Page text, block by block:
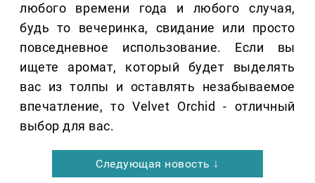
любого времени года и любого случая,
будь то вечеринка, свидание или просто
повседневное использование. Если вы
ищете аромат, который будет выделять
вас из толпы и оставлять незабываемое
впечатление, то Velvet Orchid - отличный
выбор для вас.
Следующая новость ↓